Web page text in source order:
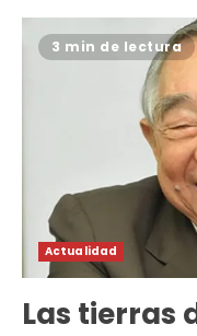
3 min de lectura
Actualidad
Las tierras